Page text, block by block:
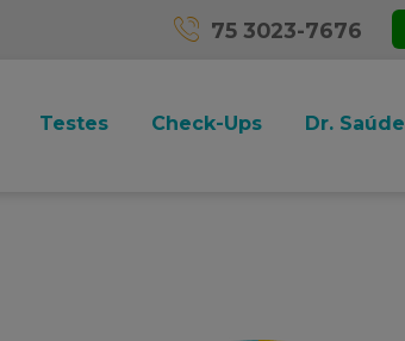
75 3023-7676
Testes Check-Ups Dr. Saúde